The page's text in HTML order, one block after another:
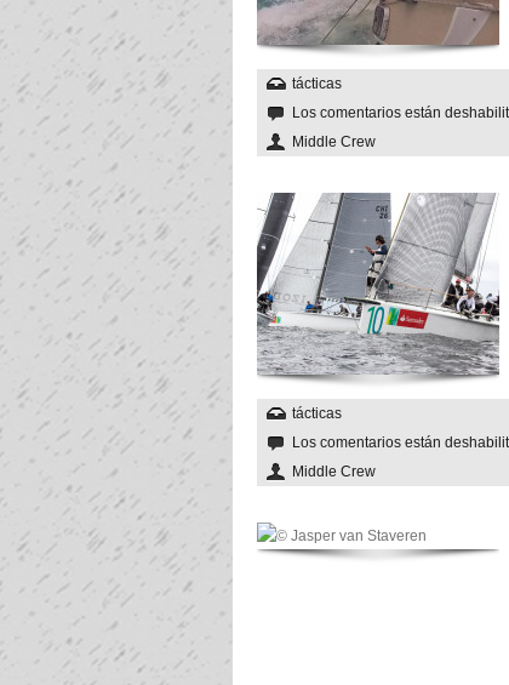
tácticas
Los comentarios están
Middle Crew
tácticas
Los comentarios están
Middle Crew